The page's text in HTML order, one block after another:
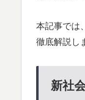
本記事では
徹底解説し
新社